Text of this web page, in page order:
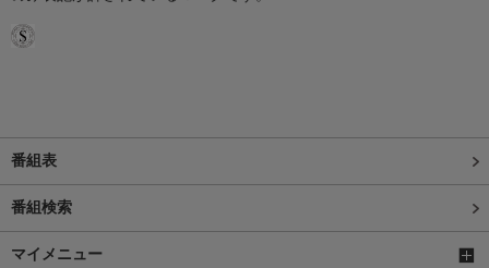
番組表
番組検索
マイメニュー